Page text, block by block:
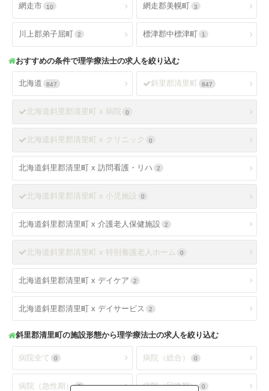
網走市 10 網走郡美幌町 3
川上郡弟子屈町 2 標津郡中標津町 1
おすすめの条件で理学療法士の求人を絞り込む
北海道 847 斜里郡清里町 847
北海道斜里郡清里町 x 病院 0
北海道斜里郡清里町 x クリニック 0
北海道斜里郡清里町 x 訪問看護・リハ 2
北海道斜里郡清里町 x 小児施設 0
北海道斜里郡清里町 x 介護老人保健施設 2
北海道斜里郡清里町 x 特別養護老人ホーム 0
北海道斜里郡清里町 x デイケア 2
北海道斜里郡清里町 x デイサービス 2
斜里郡清里町の施設形態から理学療法士の求人を絞り込む
病院全て 0 病院（総合） 0
病院（急性期） 0 病院（回復期） 0